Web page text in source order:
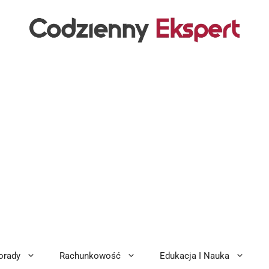
Rachunkowość Edukacja I Nauka